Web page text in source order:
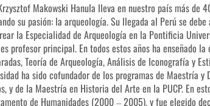
Makowski Hanula lleva en nuestro país más de
su pasión: la arqueología. Su llegada al Perú se
la Especialidad de Arqueología en la Pontificia
profesor principal. En todos estos años ha enseñado
Teoría de Arqueología, Análisis de Iconografía y
ha sido cofundador de los programas de Maestría y
y de la Maestría en Historia del Arte en la PUCP. En
de Humanidades (2000 – 2005), y fue elegido